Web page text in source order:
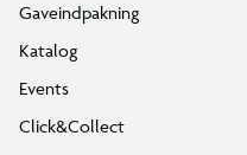
Gaveindpakning
Katalog
Events
Click&Collect